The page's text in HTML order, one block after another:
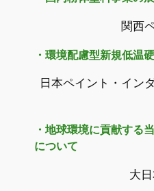
関西
・ 環境配慮型新規低温
日本ペイント・イン
・ 地球環境に貢献する
について
大